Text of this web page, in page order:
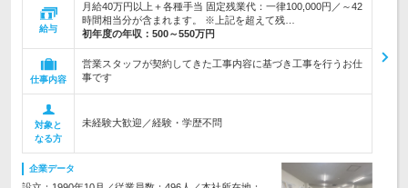
給与
月給40万円以上＋各種手当 固定残業代：一律100,000円／～42
時間相当分が含まれます。 ※上記を超えて残…
初年度の年収： 500～550万円
仕事内容
営業スタッフが契約してきた工事内容に基づき工事を行うお仕
事です
対象と
なる方
未経験大歓迎／経験・学歴不問
企業データ